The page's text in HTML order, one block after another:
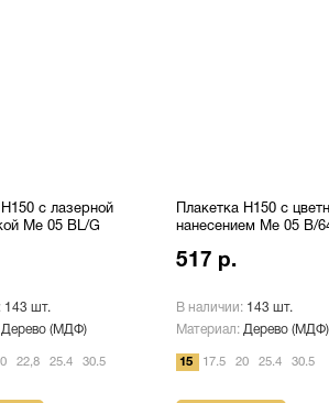
H150 с лазерной
Me 05 BL/G
143 шт.
Дерево (МДФ)
22,8 25.4 30.5
Плакетка H150 с
нанесением Me 05 B/
517 р.
В наличии: 143 шт.
Материал: Дерево (МДФ)
15 17.5 20 25.4 30.5